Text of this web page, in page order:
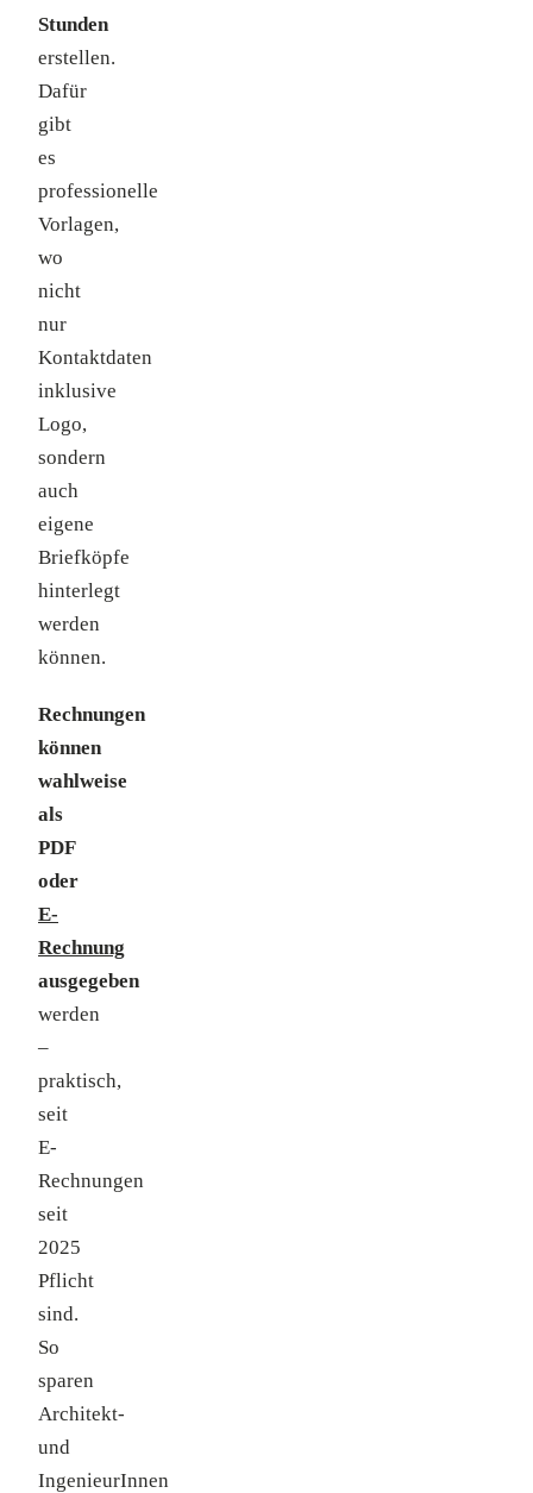
Stunden
erstellen.
Dafür
gibt
es
professionelle
Vorlagen,
wo
nicht
nur
Kontaktdaten
inklusive
Logo,
sondern
auch
eigene
Briefköpfe
hinterlegt
werden
können.
Rechnungen
können
wahlweise
als
PDF
oder
E-
Rechnung
ausgegeben
werden
–
praktisch,
seit
E-
Rechnungen
seit
2025
Pflicht
sind.
So
sparen
Architekt-
und
IngenieurInnen